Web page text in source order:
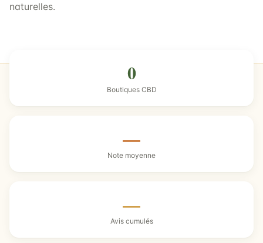
naturelles.
0
Boutiques CBD
—
Note moyenne
—
Avis cumulés